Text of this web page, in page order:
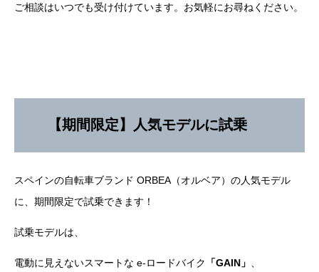
ご相談はいつでも受け付けています。お気軽にお尋ねください。
【期間限定】人気モデルに試乗
スペインの自転車ブランド ORBEA（オルベア）の人気モデル
に、期間限定で試乗できます！
試乗モデルは、
電動に見えないスマートな e-ロードバイク 「GAIN」